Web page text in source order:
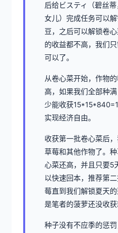
后给ビスティ（碧丝
女儿）完成任务可以
豆，之后可以解锁卷
的收益都不高，我们
可以了。
从卷心菜开始，作物
高，如果我们全部种
少能收获
实现经济自由。
收获第一批卷心菜后
草莓和其他作物了。
心菜还高，并且只要5
以快速回本，推荐第
莓直到我们解锁夏天
是笔者的菠萝还没收获
种子没有不应季的惩